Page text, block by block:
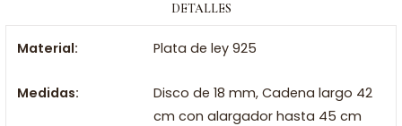
DETALLES
Material: Plata de ley 925
Medidas:
Disco de 18 mm, Cadena largo 42
cm con alargador hasta 45 cm